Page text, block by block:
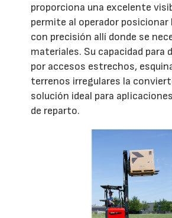
proporciona una excelente
permite al operador posicionar
con precisión allí donde se
materiales. Su capacidad para
por accesos estrechos,
terrenos irregulares la
solución ideal para
de reparto.